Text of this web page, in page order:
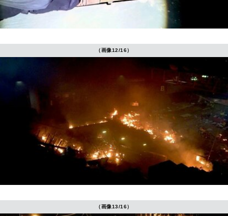
（画像12/16）
（画像13/16）